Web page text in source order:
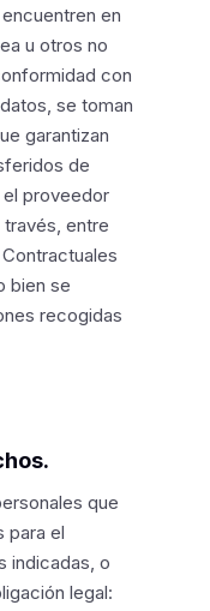
en
u otros no
con
se toman
garantizan
de
el proveedor
entre
bien se
recogidas
que
para el
indicadas, o
legal: